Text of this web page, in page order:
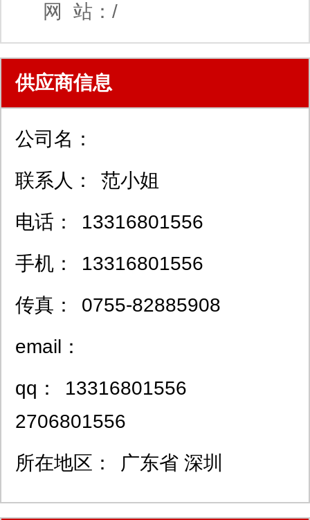
网 站：/
供应商信息
公司名：
联系人：
范小姐
电话：
13316801556
手机：
13316801556
传真：
0755-82885908
email：
qq：
13316801556
2706801556
所在地区：
广东省 深圳